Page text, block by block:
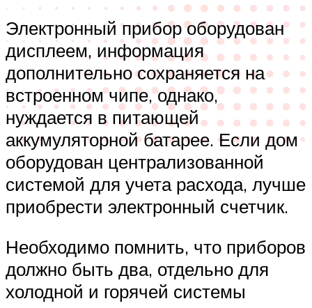
Электронный прибор оборудован
дисплеем, информация
дополнительно сохраняется на
встроенном чипе, однако,
нуждается в питающей
аккумуляторной батарее. Если дом
оборудован централизованной
системой для учета расхода, лучше
приобрести электронный счетчик.
Необходимо помнить, что приборов
должно быть два, отдельно для
холодной и горячей системы